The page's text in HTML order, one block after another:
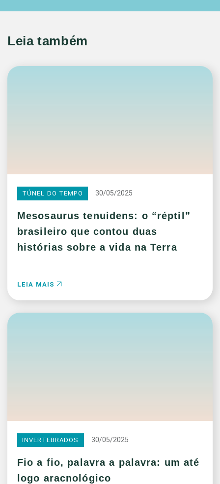
Leia também
TÚNEL DO TEMPO 30/05/2025
Mesosaurus tenuidens: o “réptil”
brasileiro que contou duas
histórias sobre a vida na Terra
LEIA MAIS
INVERTEBRADOS 30/05/2025
Fio a fio, palavra a palavra: um até
logo aracnológico